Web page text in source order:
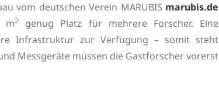
vom deutschen Verein MARUBIS marubis.de
m2
genug Platz für mehrere Forscher. Eine
Infrastruktur zur Verfügung – somit steht
Messgeräte müssen die Gastforscher vorerst